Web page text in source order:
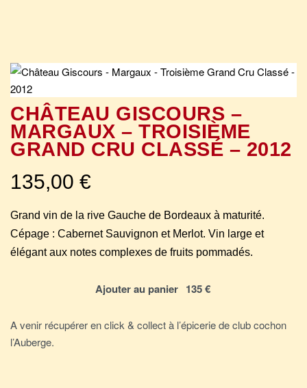
CHÂTEAU GISCOURS –
MARGAUX – TROISIÈME
GRAND CRU CLASSÉ – 2012
135,00 €
Grand vin de la rive Gauche de Bordeaux à maturité.
Cépage : Cabernet Sauvignon et Merlot. Vin large et
élégant aux notes complexes de fruits pommadés.
Ajouter au panier
A venir récupérer en click & collect à l’épicerie de club cochon
l’Auberge.